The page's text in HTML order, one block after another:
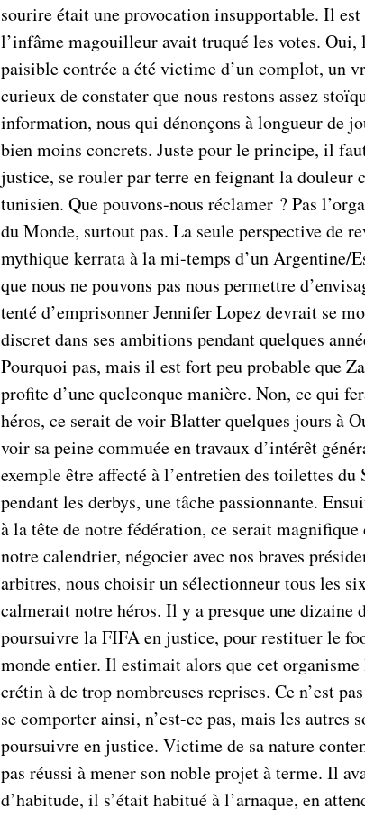
sourire était une provocation insupportable. Il
l’infâme magouilleur avait truqué les votes. Oui,
paisible contrée a été victime d’un complot, un
curieux de constater que nous restons assez
information, nous qui dénonçons à longueur de
bien moins concrets. Juste pour le principe, il
justice, se rouler par terre en feignant la douleur
tunisien. Que pouvons-nous réclamer ? Pas
du Monde, surtout pas. La seule perspective de
mythique kerrata à la mi-temps d’un Argentine/
que nous ne pouvons pas nous permettre
tenté d’emprisonner Jennifer Lopez devrait se
discret dans ses ambitions pendant quelques
Pourquoi pas, mais il est fort peu probable que
profite d’une quelconque manière. Non, ce qui
héros, ce serait de voir Blatter quelques jours à
voir sa peine commuée en travaux d’intérêt
exemple être affecté à l’entretien des toilettes du
pendant les derbys, une tâche passionnante.
à la tête de notre fédération, ce serait
notre calendrier, négocier avec nos braves
arbitres, nous choisir un sélectionneur tous les
calmerait notre héros. Il y a presque une dizaine
poursuivre la FIFA en justice, pour restituer le
monde entier. Il estimait alors que cet
crétin à de trop nombreuses reprises. Ce n’est
se comporter ainsi, n’est-ce pas, mais les autres
poursuivre en justice. Victime de sa nature
pas réussi à mener son noble projet à terme. Il
d’habitude, il s’était habitué à l’arnaque, en